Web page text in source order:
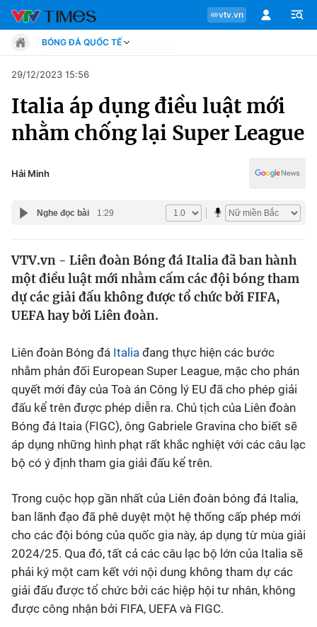
vtv.vn
Chuyên mục
Tin tức
Chân dung
Sự kiện
Bóng đá
Thể thao Điện tử
Các môn khác
VIDEO
Bên lề
BÓNG ĐÁ QUỐC TẾ
Move
Phong cách
Chân dung
Sự kiện
Thể thao điện tử
Video
29/12/2023 15:56
Italia áp dụng điều luật mới
nhằm chống lại Super League
Hải Minh
Nghe đọc bài 1:29
VTV.vn - Liên đoàn Bóng đá Italia đã ban hành
một điều luật mới nhằm cấm các đội bóng tham
dự các giải đấu không được tổ chức bởi FIFA,
UEFA hay bởi Liên đoàn.
Liên đoàn Bóng đá Italia đang thực hiện các bước
nhằm phản đối European Super League, mặc cho phán
quyết mới đây của Toà án Công lý EU đã cho phép giải
đấu kể trên được phép diễn ra. Chủ tịch của Liên đoàn
Bóng đá Itaia (FIGC), ông Gabriele Gravina cho biết sẽ
áp dụng những hình phạt rất khắc nghiệt với các câu lạc
bộ có ý định tham gia giải đấu kể trên.
Trong cuộc họp gần nhất của Liên đoàn bóng đá Italia,
ban lãnh đạo đã phê duyệt một hệ thống cấp phép mới
cho các đội bóng của quốc gia này, áp dụng từ mùa giải
2024/25. Qua đó, tất cả các câu lạc bộ lớn của Italia sẽ
phải ký một cam kết với nội dung không tham dự các
giải đấu được tổ chức bởi các hiệp hội tư nhân, không
được công nhận bởi FIFA, UEFA và FIGC.